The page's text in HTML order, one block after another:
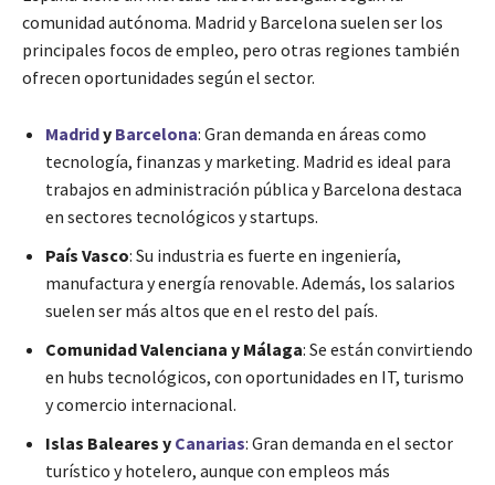
comunidad autónoma. Madrid y Barcelona suelen ser los
principales focos de empleo, pero otras regiones también
ofrecen oportunidades según el sector.
Madridy Barcelona: Gran demanda en áreas como
tecnología, finanzas y marketing. Madrid es ideal para
trabajos en administración pública y Barcelona destaca
en sectores tecnológicos y startups.
País Vasco: Su industria es fuerte en ingeniería,
manufactura y energía renovable. Además, los salarios
suelen ser más altos que en el resto del país.
Comunidad Valenciana y Málaga: Se están convirtiendo
en hubs tecnológicos, con oportunidades en IT, turismo
y comercio internacional.
Islas Baleares y Canarias: Gran demanda en el sector
turístico y hotelero, aunque con empleos más